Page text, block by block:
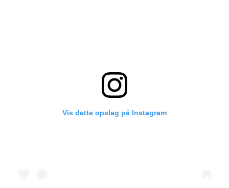
Vis dette opslag på Instagram